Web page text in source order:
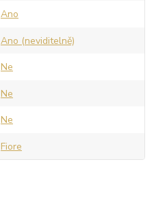
Ano
Ano (neviditelně)
Ne
Ne
Ne
Fiore